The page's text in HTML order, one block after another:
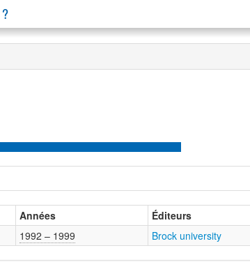
?
Années Éditeurs
1992 – 1999 Brock university